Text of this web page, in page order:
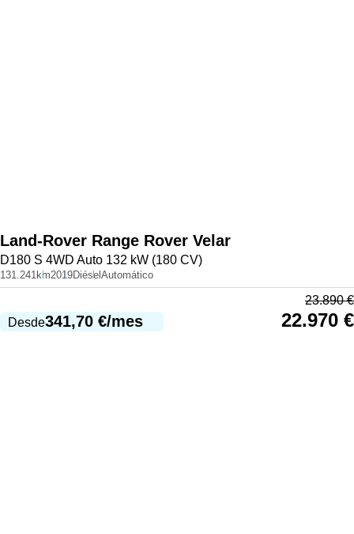
Land-Rover Range Rover Velar
D180 S 4WD Auto 132 kW (180 CV)
131.241km2019Diésel Automático
Desde341,70 €/mes
23.890€
22.970 €